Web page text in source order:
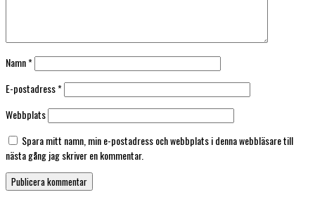
Namn*
E-postadress*
Webbplats
Spara mitt namn, min e-postadress och webbplats i denna webbläsare till
nästa gång jag skriver en kommentar.